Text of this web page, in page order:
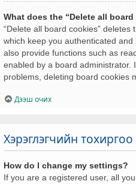
What does the “Delete all
“Delete all board cookies”
which keep you authenticated
also provide functions such as
enabled by a board administrator.
problems, deleting board cookies
Дээш очих
Хэрэглэгчийн тохиргоо
How do I change my settings?
If you are a registered user, all